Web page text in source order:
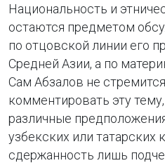
Национальность и
остаются предметом
по отцовской линии его
Средней Азии, а по
Сам Абзалов не
комментировать эту
различные
узбекских или татарских
сдержанность лишь